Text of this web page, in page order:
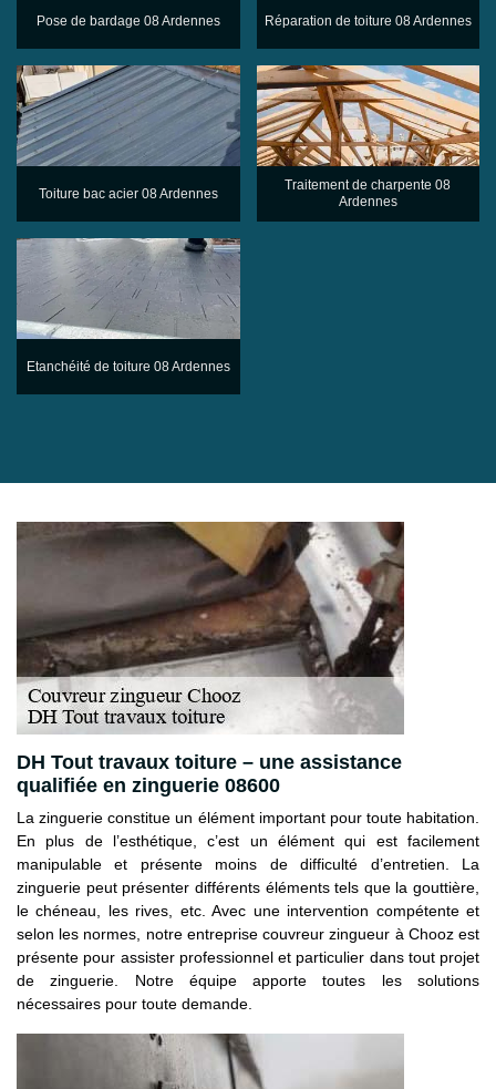
Pose de bardage 08 Ardennes Réparation de toiture 08 Ardennes
Toiture bac acier 08 Ardennes
Traitement de charpente 08
Ardennes
Etanchéité de toiture 08 Ardennes
DH Tout travaux toiture – une assistance
qualifiée en zinguerie 08600
La zinguerie constitue un élément important pour toute habitation.
En plus de l’esthétique, c’est un élément qui est facilement
manipulable et présente moins de difficulté d’entretien. La
zinguerie peut présenter différents éléments tels que la gouttière,
le chéneau, les rives, etc. Avec une intervention compétente et
selon les normes, notre entreprise couvreur zingueur à Chooz est
présente pour assister professionnel et particulier dans tout projet
de zinguerie. Notre équipe apporte toutes les solutions
nécessaires pour toute demande.